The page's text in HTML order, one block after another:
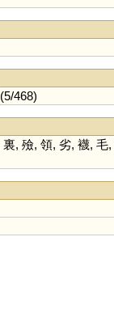
(5/468)
裏, 殮, 領, 劣, 襪, 毛,